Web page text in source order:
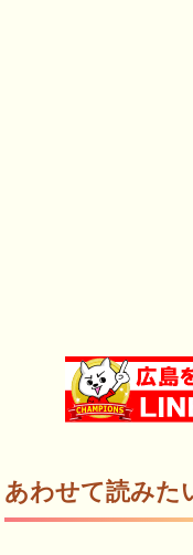
あわせて読みた